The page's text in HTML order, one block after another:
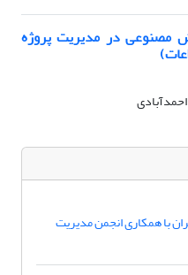
مصنوعی در مدیریت پروژه
با همکاری انجمن مدیریت